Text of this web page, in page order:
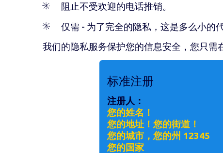
阻止不受欢迎的电话推销。
仅需 - 为了完全的隐私，这是多么小的代
我们的隐私服务保护您的信息安全，您只
标准注册
注册人：
您的姓名！
您的地址！您的街道！
您的城市，您的州 12345
您的国家